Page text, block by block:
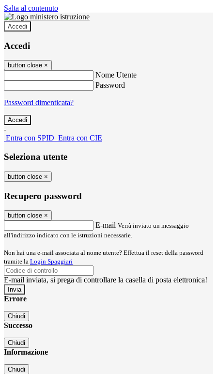
Salta al contenuto
Accedi
Accedi
button close ×
Nome Utente
Password
Password dimenticata?
-
Entra con SPID Entra con CIE
Seleziona utente
button close ×
Recupero password
button close ×
E-mail Verrà inviato un messaggio
all'indirizzo indicato con le istruzioni necessarie.
Non hai una e-mail associata al nome utente? Effettua il reset della password
tramite la Login Spaggiari
E-mail inviata, si prega di controllare la casella di posta elettronica!
Errore
Chiudi
Successo
Chiudi
Informazione
Chiudi